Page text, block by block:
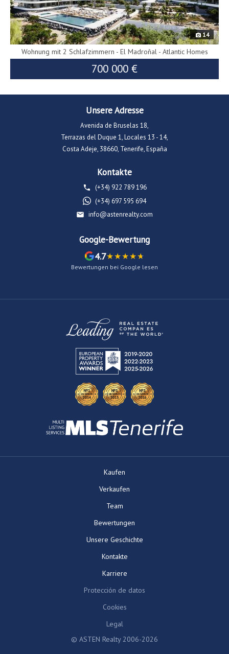
14
Wohnung mit 2 Schlafzimmern - El Madroñal - Atlantic Homes
700 000 €
Unsere Adresse
Avenida de Bruselas 18,
Terrazas del Duque 1, Locales 13 - 14,
Costa Adeje, 38660, Tenerife, España
Kontakte
(+34) 922 789 196
(+34) 697 595 694
info@astenrealty.com
Google-Bewertung
4.7
Bewertungen bei Google lesen
Kaufen
Verkaufen
Team
Bewertungen
Unsere Geschichte
Kontakte
Karriere
Protección de datos
Cookies
Legal
© ASTEN Realty 2006-2026